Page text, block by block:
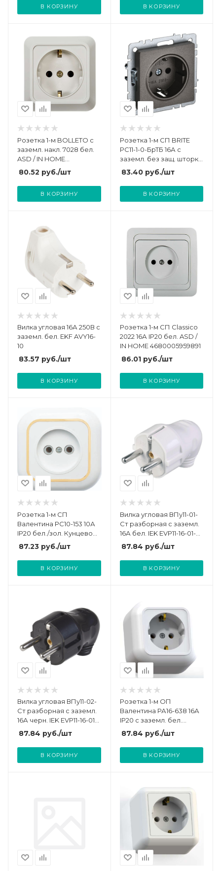
В КОРЗИНУ В КОРЗИНУ
Розетка 1-м BOLLETO с
заземл. накл. 7028 бел.
ASD / IN HOME
4680005959792
80.52 руб./шт
В КОРЗИНУ
Розетка 1-м СП BRITE
РС11-1-0-БрТБ 16А с
заземл. без защ. шторки
механизм бронза IEK BR-
R11-16-K45
83.40руб./шт
В КОРЗИНУ
Вилка угловая 16А 250В с
заземл. бел. EKF AVY16-
10
83.57 руб./шт
В КОРЗИНУ
Розетка 1-м СП Classico
2022 16А IP20 бел. ASD /
IN HOME 4680005959891
86.01руб./шт
В КОРЗИНУ
Розетка 1-м СП
Валентина РС10-153 10А
IP20 бел./зол. Кунцево
7652
87.23 руб./шт
В КОРЗИНУ
Вилка угловая ВПу11-01-
Ст разборная с заземл.
16А бел. IEK EVP11-16-01-
K01
87.84 руб./шт
В КОРЗИНУ
Вилка угловая ВПу11-02-
Ст разборная с заземл.
16А черн. IEK EVP11-16-01-
K02
87.84 руб./шт
В КОРЗИНУ
Розетка 1-м ОП
Валентина РА16-638 16А
IP20 с заземл. бел.
Кунцево 7640
87.84 руб./шт
В КОРЗИНУ